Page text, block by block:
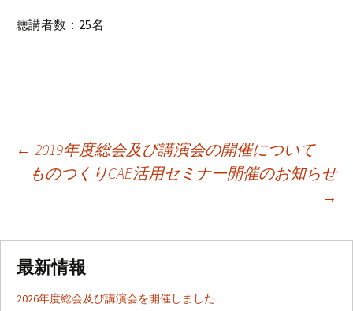
聴講者数：25名
投
稿
ナ
← 2019年度総会及び講演会の開催について
ものつくりCAE活用セミナー開催のお知らせ
→
最新情報
2026年度総会及び講演会を開催しました